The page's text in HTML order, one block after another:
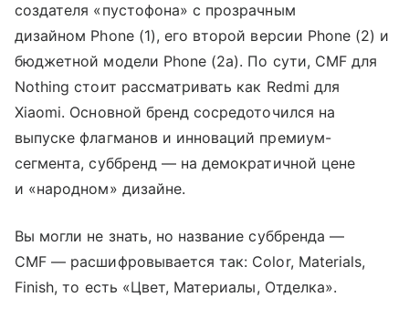
создателя «пустофона» с прозрачным
дизайном Phone (1), его второй версии Phone (2) и
бюджетной модели Phone (2a). По сути, CMF для
Nothing стоит рассматривать как Redmi для
Xiaomi. Основной бренд сосредоточился на
выпуске флагманов и инноваций премиум-
сегмента, суббренд — на демократичной цене
и «народном» дизайне.
Вы могли не знать, но название суббренда —
CMF — расшифровывается так: Color, Materials,
Finish, то есть «Цвет, Материалы, Отделка».